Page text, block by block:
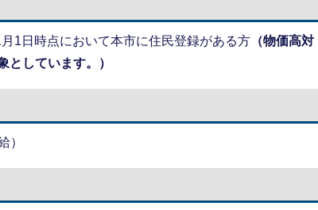
1日時点において本市に住民登録がある方 （物価高対
としています。）
）